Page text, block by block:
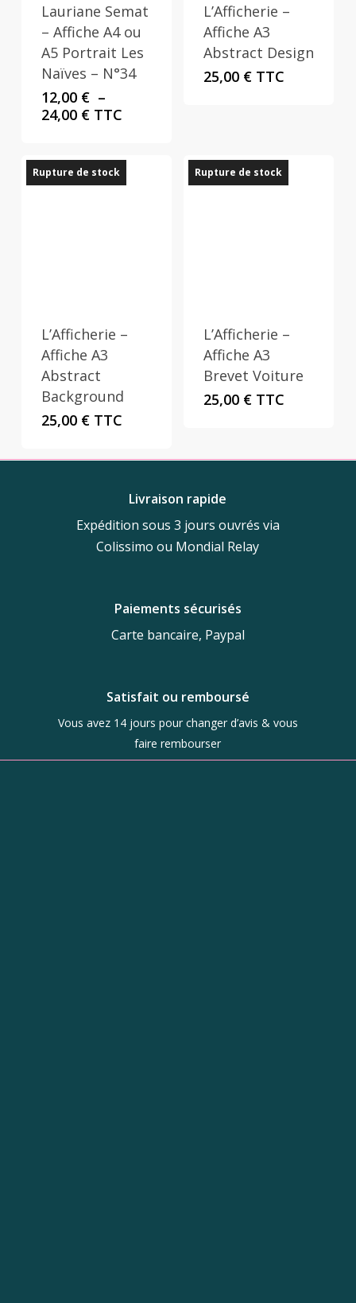
Lauriane Semat
– Affiche A4 ou
A5 Portrait Les
Naïves – N°34
12,00 € –
24,00 €Plage
12,00 €
à
TTC
L’Afficherie –
Affiche A3
Abstract Design
25,00 € TTC
Rupture de stock
L’Afficherie –
Affiche A3
Abstract
Background
25,00 € TTC
Rupture de stock
L’Afficherie –
Affiche A3
Brevet Voiture
25,00 € TTC
Livraison rapide
Expédition sous 3 jours ouvrés via
Colissimo ou Mondial Relay
Paiements sécurisés
Carte bancaire, Paypal
Satisfait ou remboursé
Vous avez 14 jours pour changer d’avis & vous
faire rembourser